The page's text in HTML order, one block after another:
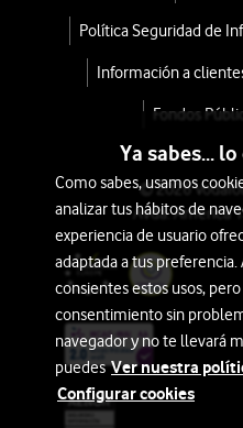
Política Seguridad de
Información a
Fondos
© 2026
Avda. América
Ya sabes...
Como sabes, usamos
analizar tus hábitos de
experiencia de usuario
adaptada a tus
consientes estos usos,
consentimiento sin
navegador y no te llevará
puedesVer nuestra
Configurar cookies